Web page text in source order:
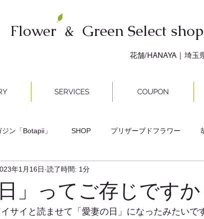
Flower & Green Select shop
花舗/HANAYA｜埼玉
SERVICES COUPON
ン「Botapii」 SHOP プリザーブドフラワー
ント 花束 Bouquets
」ってご存じですか
年1月16日 読了時間: 1分
サイと読ませて「愛妻の日」になったみたいで